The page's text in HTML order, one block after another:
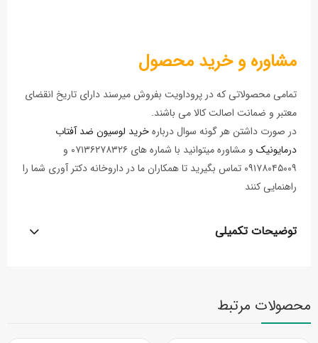
مشاوره و خرید محصول
تمامی محصولاتی که در پروداویت بفروش میرسند دارای تاریخ انقضای
معتبر و ضمانت اصالت کالا می باشند.
در صورت داشتن هر گونه سوال دربارهخرید لوسیون ضد آفتاب
درمایونیک
و مشاوره میتوانید با شماره های ۰۷۱۳۶۲۷۸۳۲۶ و
۰۹۱۷۸۰۴۵۰۰۹ تماس بگیرید تا همکاران ما در داروخانه دکتر آوری شما را
راهنمایی کنند
توضیحات تکمیلی
محصولات مرتبط